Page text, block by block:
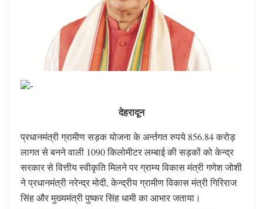
देहरादून
प्रधानमंत्री ग्रामीण सड़क योजना के अर्न्तगत रुपये 856.84 करोड़
लागत से बनने वाली 1090 किलोमीटर लम्बाई की सड़कों को केन्द्र
सरकार से वित्तीय स्वीकृति मिलने पर ग्राम्य विकास मंत्री गणेश जोशी
ने प्रधानमंत्री नरेन्द्र मोदी, केन्द्रीय ग्रामीण विकास मंत्री गिरिराज
सिंह और मुख्यमंत्री पुष्कर सिंह धामी का आभार जताया।